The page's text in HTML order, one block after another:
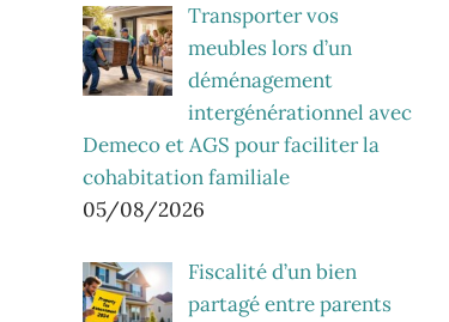
Transporter vos
meubles lors d’un
déménagement
intergénérationnel avec
Demeco et AGS pour faciliter la
cohabitation familiale
05/08/2026
Fiscalité d’un bien
partagé entre parents